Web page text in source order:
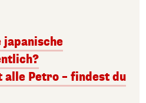
alle Petro – findest du